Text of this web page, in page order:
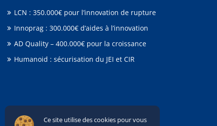
Ce site utilise des cookies pour vous
LCN : 350.000€ pour l’innovation de rupture
Innoprag : 300.000€ d’aides à l’innovation
AD Quality – 400.000€ pour la croissance
Humanoid : sécurisation du JEI et CIR